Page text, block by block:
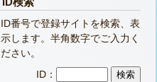
ID番号で登録サイトを検索、表
示します。半角数字でご入力く
ださい。
ID：